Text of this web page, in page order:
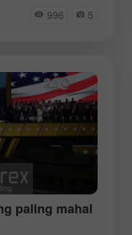
996 5
paling mahal